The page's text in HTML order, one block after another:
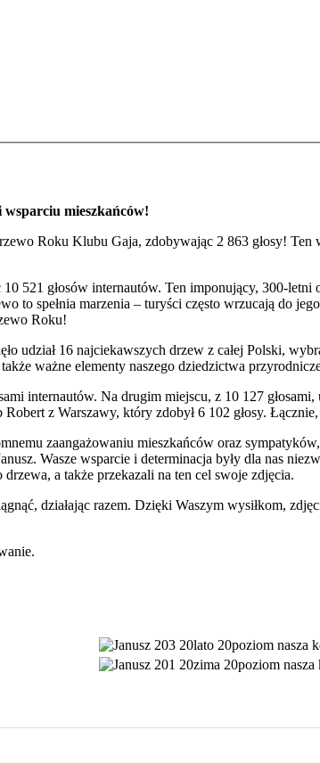
mieszkańców!
Roku Klubu Gaja, zdobywając 2 863 głosy!
521 głosów internautów. Ten imponujący, 300-
to spełnia marzenia – turyści często wrzucają do
Roku!
udział 16 najciekawszych drzew z całej Polski,
ważne elementy naszego dziedzictwa
internautów. Na drugim miejscu, z 10 127
z Warszawy, który zdobył 6 102 głosy.
zaangażowaniu mieszkańców oraz
Wasze wsparcie i determinacja były dla nas
a także przekazali na ten cel swoje zdjęcia.
działając razem. Dzięki Waszym wysiłkom,